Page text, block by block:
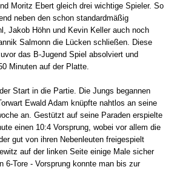
Moritz Ebert gleich drei wichtige Spieler. So
neben den schon standardmäßig
Jakob Höhn und Kevin Keller auch noch
Salmonn die Lücken schließen. Diese
das B-Jugend Spiel absolviert und
Minuten auf der Platte.
Start in die Partie. Die Jungs begannen
Ewald Adam knüpfte nahtlos an seine
an. Gestützt auf seine Paraden erspielte
einen 10:4 Vorsprung, wobei vor allem die
gut von ihren Nebenleuten freigespielt
auf der linken Seite einige Male sicher
6-Tore - Vorsprung konnte man bis zur